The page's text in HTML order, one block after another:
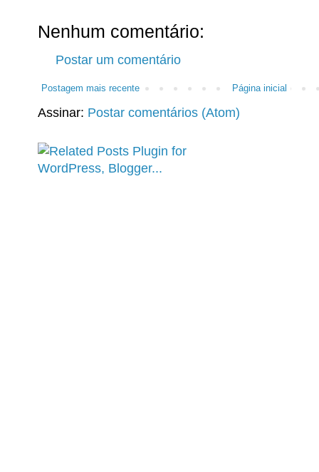
Nenhum comentário:
Postar um comentário
Postagem mais recente Página inicial
Assinar: Postar comentários (Atom)